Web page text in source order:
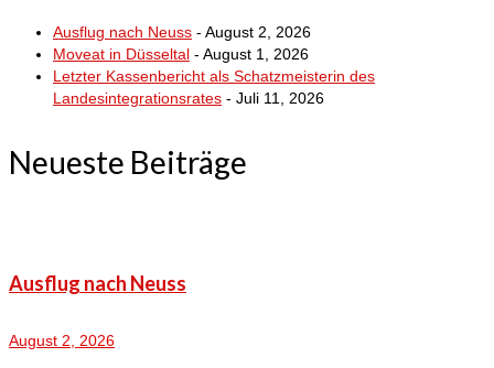
Ausflug nach Neuss - August 2, 2026
Moveat in Düsseltal - August 1, 2026
Letzter Kassenbericht als Schatzmeisterin des
Landesintegrationsrates - Juli 11, 2026
Neueste Beiträge
Ausflug nach Neuss
August 2, 2026